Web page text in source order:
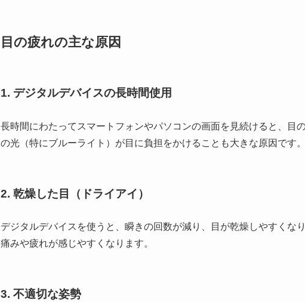
目の疲れの主な原因
1. デジタルデバイスの長時間使用
長時間にわたってスマートフォンやパソコンの画面を見続けると、目
の光（特にブルーライト）が目に負担をかけることも大きな原因です。
2. 乾燥した目（ドライアイ）
デジタルデバイスを使うと、瞬きの回数が減り、目が乾燥しやすくな
痛みや疲れが感じやすくなります。
3. 不適切な姿勢